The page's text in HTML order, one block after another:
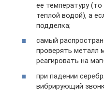
ее температуру
теплой водой), а
подделка;
самый
проверять металл
реагировать на
при падении
вибрирующий